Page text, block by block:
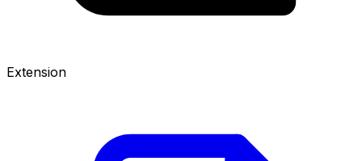
Extension